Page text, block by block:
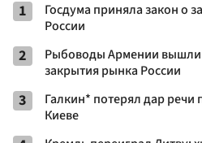
1
Госдума приняла закон о
России
2
Рыбоводы Армении вышли
закрытия рынка России
3
Галкин* потерял дар речи
Киеве